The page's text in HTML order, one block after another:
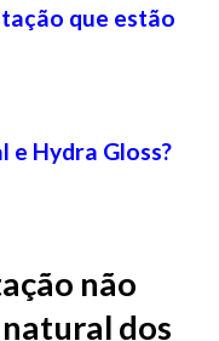
que estão
Hydra Gloss?
não
dos